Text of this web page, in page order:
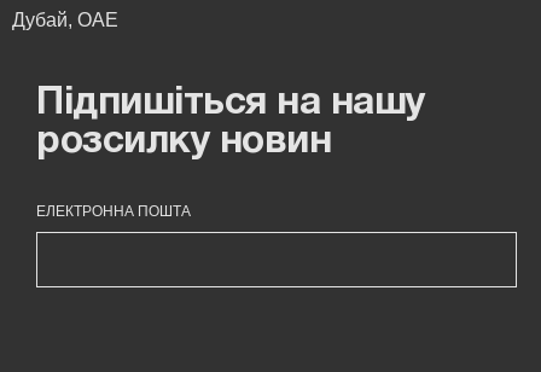
Дубай, ОАЕ
Підпишіться на нашу
розсилку новин
ЕЛЕКТРОННА ПОШТА